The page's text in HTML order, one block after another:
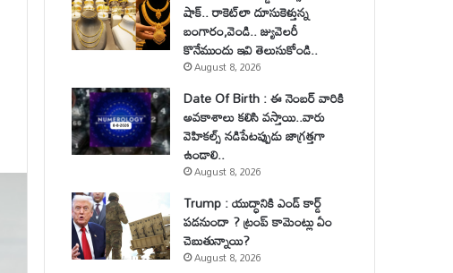
షాక్.. రాకెట్‌లా దూసుకెళ్తున్న
బంగారం,వెండి.. జ్యువెలరీ
కొనేముందు ఇవి తెలుసుకోండి..
August 8, 2026
Date Of Birth : ఈ నెంబర్ వారికి
అవకాశాలు కలిసి వస్తాయి..వారు
వెహికల్స్ నడిపేటప్పుడు జాగ్రత్తగా
ఉండాలి..
August 8, 2026
Trump : యుద్ధానికి ఎండ్ కార్డ్
పడనుందా ? ట్రంప్ కామెంట్లు ఏం
చెబుతున్నాయి?
August 8, 2026